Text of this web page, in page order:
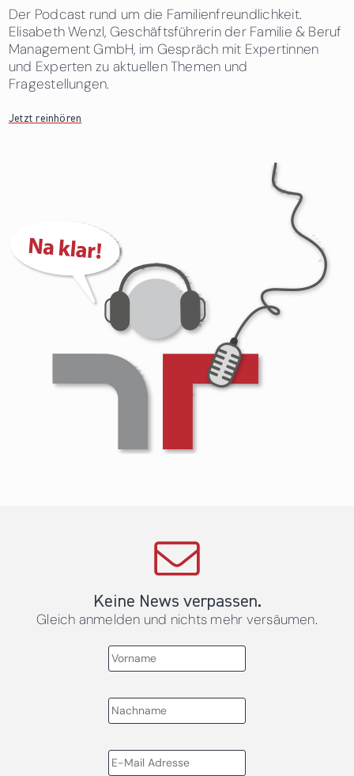
Der Podcast rund um die Familienfreundlichkeit.
Elisabeth Wenzl, Geschäftsführerin der Familie & Beruf
Management GmbH, im Gespräch mit Expertinnen
und Experten zu aktuellen Themen und
Fragestellungen.
Jetzt reinhören
Keine News verpassen.
Gleich anmelden und nichts mehr versäumen.